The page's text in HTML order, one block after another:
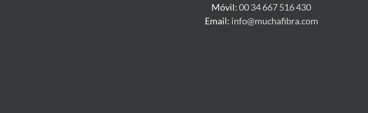
Móvil:00 34 667 516 430
Email: info@muchafibra.com